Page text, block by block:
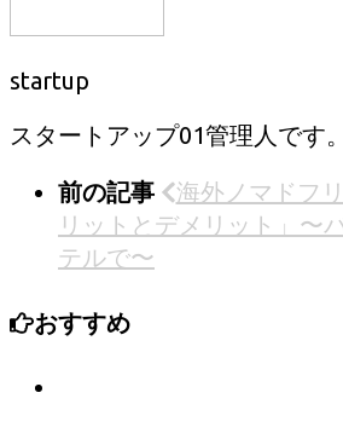
startup
スタートアップ01管理人です。
前の記事
海外ノマドフ
リットとデメリット」〜
テルで〜
おすすめ